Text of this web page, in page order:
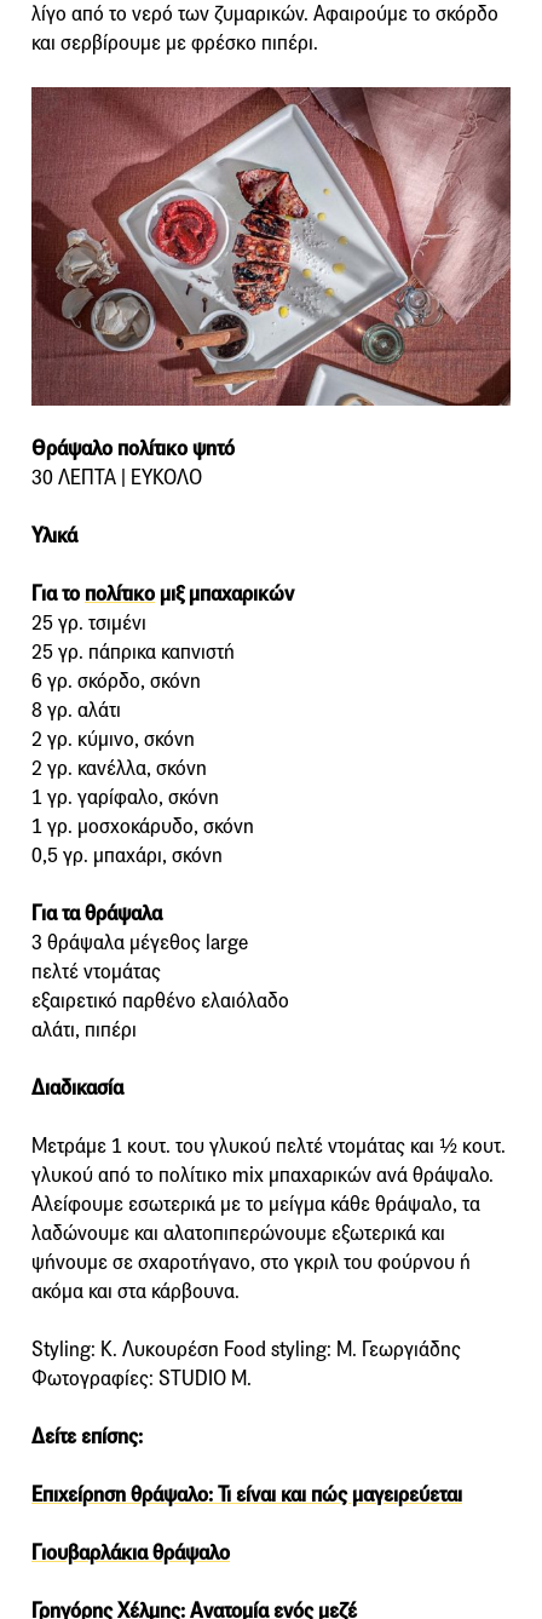
λίγο από το νερό των ζυμαρικών. Αφαιρούμε το σκόρδο
και σερβίρουμε με φρέσκο πιπέρι.
Θράψαλο πολίτικο ψητό
30 ΛΕΠΤΑ | ΕΥΚΟΛΟ
Υλικά
Για το πολίτικο μιξ μπαχαρικών
25 γρ. τσιμένι
25 γρ. πάπρικα καπνιστή
6 γρ. σκόρδο, σκόνη
8 γρ. αλάτι
2 γρ. κύμινο, σκόνη
2 γρ. κανέλλα, σκόνη
1 γρ. γαρίφαλο, σκόνη
1 γρ. μοσχοκάρυδο, σκόνη
0,5 γρ. μπαχάρι, σκόνη
Για τα θράψαλα
3 θράψαλα μέγεθος large
πελτέ ντομάτας
εξαιρετικό παρθένο ελαιόλαδο
αλάτι, πιπέρι
Διαδικασία
Μετράμε 1 κουτ. του γλυκού πελτέ ντομάτας και ½ κουτ.
γλυκού από το πολίτικο mix μπαχαρικών ανά θράψαλο.
Αλείφουμε εσωτερικά με το μείγμα κάθε θράψαλο, τα
λαδώνουμε και αλατοπιπερώνουμε εξωτερικά και
ψήνουμε σε σχαροτήγανο, στο γκριλ του φούρνου ή
ακόμα και στα κάρβουνα.
Styling: Κ. Λυκουρέση Food styling: Μ. Γεωργιάδης
Φωτογραφίες: STUDIO Μ.
Δείτε επίσης:
Επιχείρηση θράψαλο: Τι είναι και πώς μαγειρεύεται
Γιουβαρλάκια θράψαλο
Γρηγόρης Χέλμης: Ανατομία ενός μεζέ